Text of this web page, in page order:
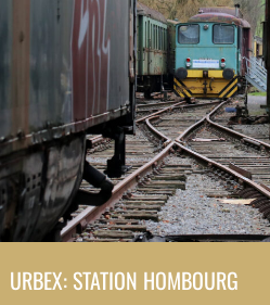
URBEX: STATION HOMBOURG